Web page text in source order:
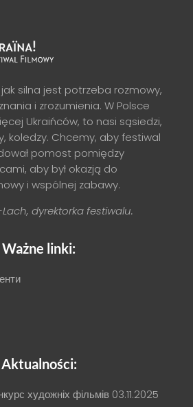
jak silna jest potrzeba rozmowy,
i zrozumienia. W Polsce
Ukraińców, to nasi sąsiedzi,
koledzy. Chcemy, aby festiwal
pomost pomiędzy
aby był okazją do
i wspólnej zabawy.
dyrektorka festiwalu.
Ważne linki:
Aktualności:
художніх фільмів 03.11.2025